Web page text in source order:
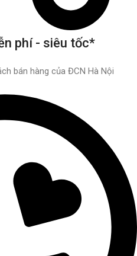
phí - siêu tốc*
bán hàng của ĐCN Hà Nội